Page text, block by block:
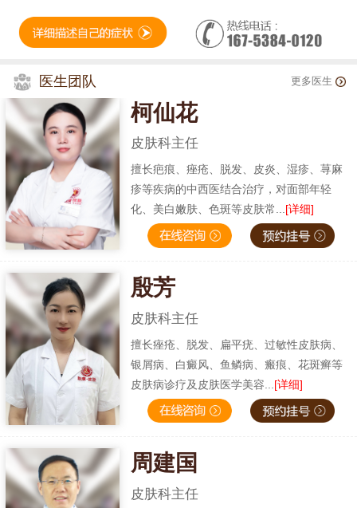
医生团队 更多医生
柯仙花
皮肤科主任
擅长疤痕、痤疮、脱发、皮炎、湿疹、荨麻
疹等疾病的中西医结合治疗，对面部年轻
化、美白嫩肤、色斑等皮肤常... [详细]
殷芳
皮肤科主任
擅长痤疮、脱发、扁平疣、过敏性皮肤病、
银屑病、白癜风、鱼鳞病、瘢痕、花斑癣等
皮肤病诊疗及皮肤医学美容... [详细]
周建国
皮肤科主任